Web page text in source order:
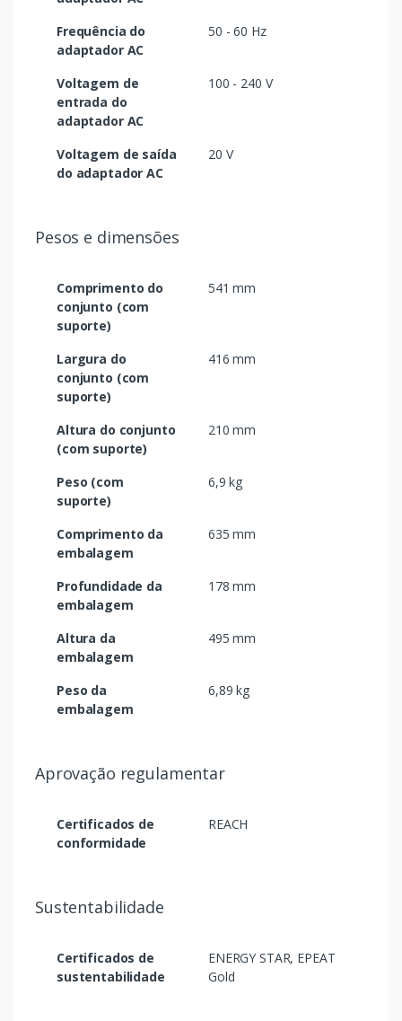
Frequência do
adaptador AC
50 - 60 Hz
Voltagem de
entrada do
adaptador AC
100 - 240 V
Voltagem de saída
do adaptador AC
20 V
Pesos e dimensões
Comprimento do
conjunto (com
suporte)
541 mm
Largura do
conjunto (com
suporte)
416 mm
Altura do conjunto
(com suporte)
210 mm
Peso (com
suporte)
6,9 kg
Comprimento da
embalagem
635 mm
Profundidade da
embalagem
178 mm
Altura da
embalagem
495 mm
Peso da
embalagem
6,89 kg
Aprovação regulamentar
Certificados de
conformidade
REACH
Sustentabilidade
Certificados de
sustentabilidade
ENERGY STAR, EPEAT
Gold